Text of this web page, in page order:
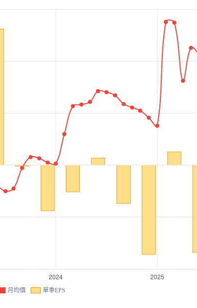
月均價 單季EPS